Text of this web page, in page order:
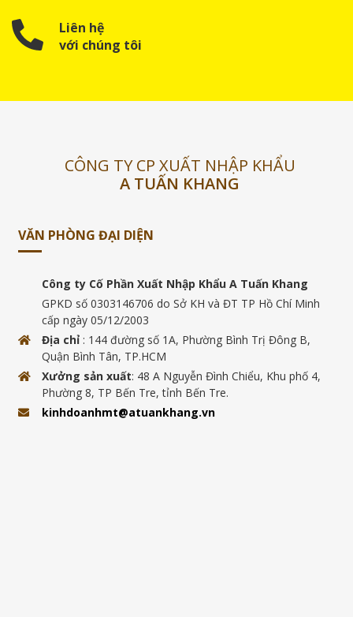
Liên hệ
với chúng tôi
VĂN PHÒNG ĐẠI DIỆN
Công ty Cố Phần Xuất Nhập Khẩu A Tuấn Khang
GPKD số 0303146706 do Sở KH và ĐT TP Hồ Chí Minh
cấp ngày 05/12/2003
Địa chỉ : 144 đường số 1A, Phường Bình Trị Đông B,
Quận Bình Tân, TP.HCM
Xưởng sản xuất: 48 A Nguyễn Đình Chiểu, Khu phố 4,
Phường 8, TP Bến Tre, tỉnh Bến Tre.
kinhdoanhmt@atuankhang.vn
CÔNG TY CP XUẤT NHẬP KHẨU
A TUẤN KHANG